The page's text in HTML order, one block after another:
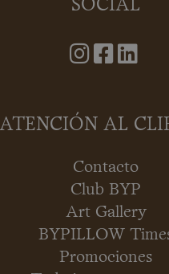
SOCIAL
ATENCIÓN AL
Contacto
Club BYP
Art Gallery
BYPILLOW
Promociones